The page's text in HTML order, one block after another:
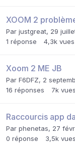
XOOM 2
Par justgreat, 29
1 réponse 4,3k vues
Xoom 2 ME JB
Par F6DFZ, 2
16 réponses 7k vues
Raccourcis app
Par phenetas, 27
0 réponse 3,5k vues